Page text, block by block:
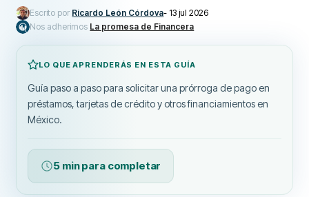
Escrito por Ricardo León Córdova- 13 jul 2026
Nos adherimos La promesa de Financera
LO QUE APRENDERÁS EN ESTA GUÍA
Guía paso a paso para solicitar una prórroga de pago en
préstamos, tarjetas de crédito y otros financiamientos en
México.
5 min para completar